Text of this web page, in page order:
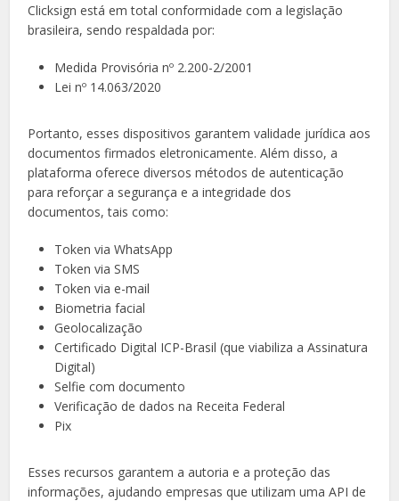
Clicksign está em total conformidade com a legislação
brasileira, sendo respaldada por:
Medida Provisória nº 2.200-2/2001
Lei nº 14.063/2020
Portanto, esses dispositivos garantem validade jurídica aos
documentos firmados eletronicamente. Além disso, a
plataforma oferece diversos métodos de autenticação
para reforçar a segurança e a integridade dos
documentos, tais como:
Token via WhatsApp
Token via SMS
Token via e-mail
Biometria facial
Geolocalização
Certificado Digital ICP-Brasil (que viabiliza a Assinatura
Digital)
Selfie com documento
Verificação de dados na Receita Federal
Pix
Esses recursos garantem a autoria e a proteção das
informações, ajudando empresas que utilizam uma API de